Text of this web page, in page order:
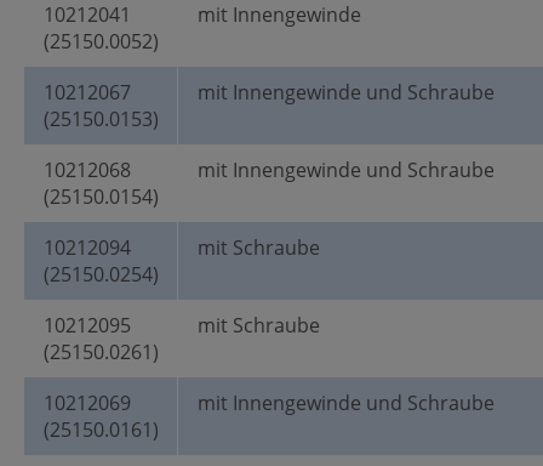
10212041
(25150.0052)
mit Innengewinde
10212067
(25150.0153)
mit Innengewinde und Schraube
10212068
(25150.0154)
mit Innengewinde und Schraube
10212094
(25150.0254)
mit Schraube
10212095
(25150.0261)
mit Schraube
10212069
(25150.0161)
mit Innengewinde und Schraube